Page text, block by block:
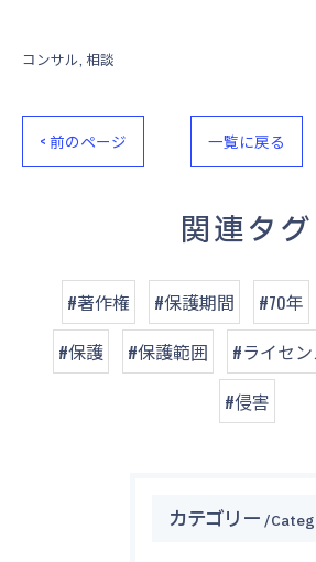
コンサル 相談
< 前のページ 一覧に戻る
関連タグ
#著作権 #保護期間 #70年
#保護
#保護範囲 #ライセ
#侵害
カテゴリー